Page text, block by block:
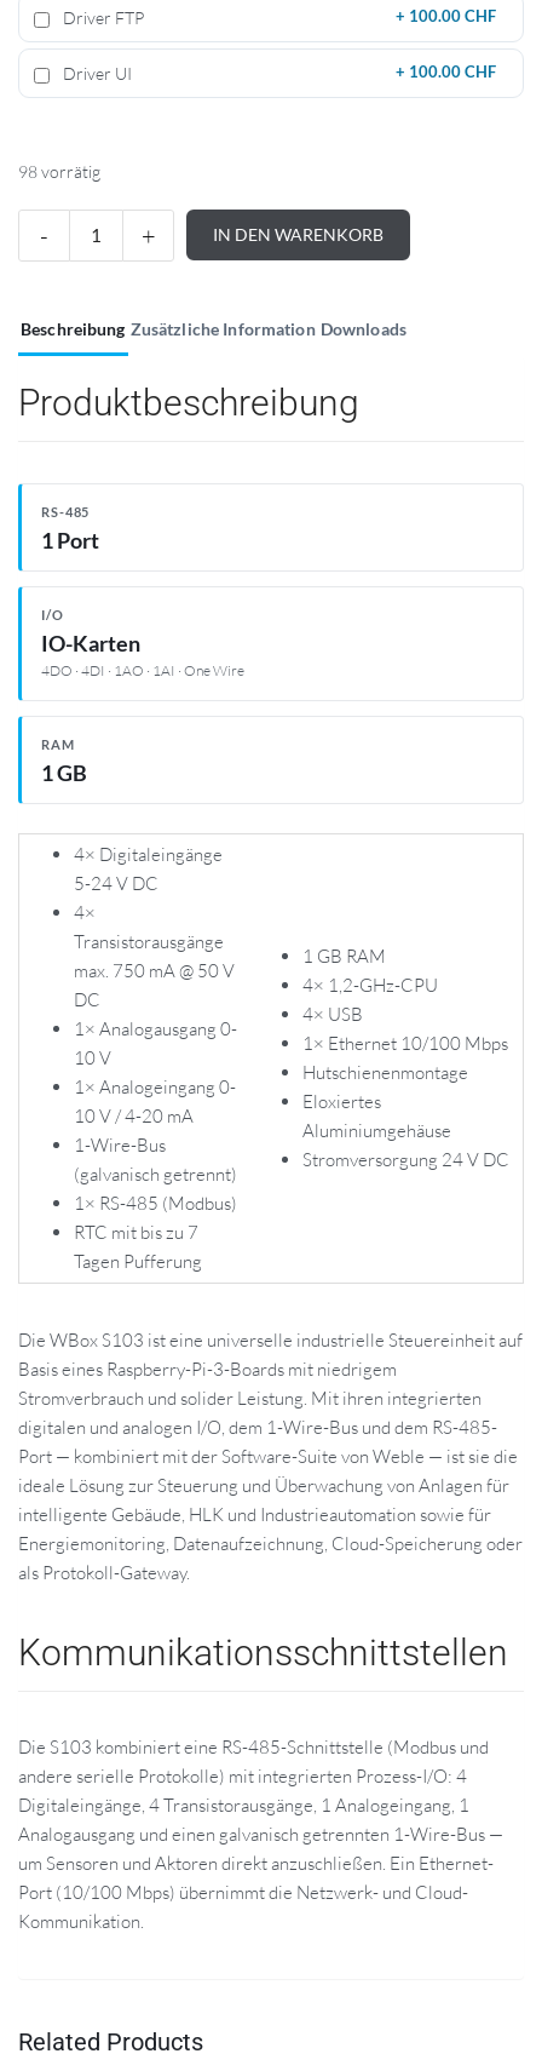
Driver FTP + 100.00 CHF
Driver UI + 100.00 CHF
98 vorrätig
IN DEN WARENKORB
Beschreibung Zusätzliche Information Downloads
Produktbeschreibung
RS-485
1 Port
I/O
IO-Karten
4DO · 4DI · 1AO · 1AI · One Wire
RAM
1 GB
4× Digitaleingänge
5-24 V DC
4×
Transistorausgänge
max. 750 mA @ 50 V
DC
1× Analogausgang 0-
10 V
1× Analogeingang 0-
10 V / 4-20 mA
1-Wire-Bus
(galvanisch getrennt)
1× RS-485 (Modbus)
RTC mit bis zu 7
Tagen Pufferung
1 GB RAM
4× 1,2-GHz-CPU
4× USB
1× Ethernet 10/100 Mbps
Hutschienenmontage
Eloxiertes
Aluminiumgehäuse
Stromversorgung 24 V DC
Die WBox S103 ist eine universelle industrielle Steuereinheit auf
Basis eines Raspberry-Pi-3-Boards mit niedrigem
Stromverbrauch und solider Leistung. Mit ihren integrierten
digitalen und analogen I/O, dem 1-Wire-Bus und dem RS-485-
Port — kombiniert mit der Software-Suite von Weble — ist sie die
ideale Lösung zur Steuerung und Überwachung von Anlagen für
intelligente Gebäude, HLK und Industrieautomation sowie für
Energiemonitoring, Datenaufzeichnung, Cloud-Speicherung oder
als Protokoll-Gateway.
Kommunikationsschnittstellen
Die S103 kombiniert eine RS-485-Schnittstelle (Modbus und
andere serielle Protokolle) mit integrierten Prozess-I/O: 4
Digitaleingänge, 4 Transistorausgänge, 1 Analogeingang, 1
Analogausgang und einen galvanisch getrennten 1-Wire-Bus —
um Sensoren und Aktoren direkt anzuschließen. Ein Ethernet-
Port (10/100 Mbps) übernimmt die Netzwerk- und Cloud-
Kommunikation.
Related Products